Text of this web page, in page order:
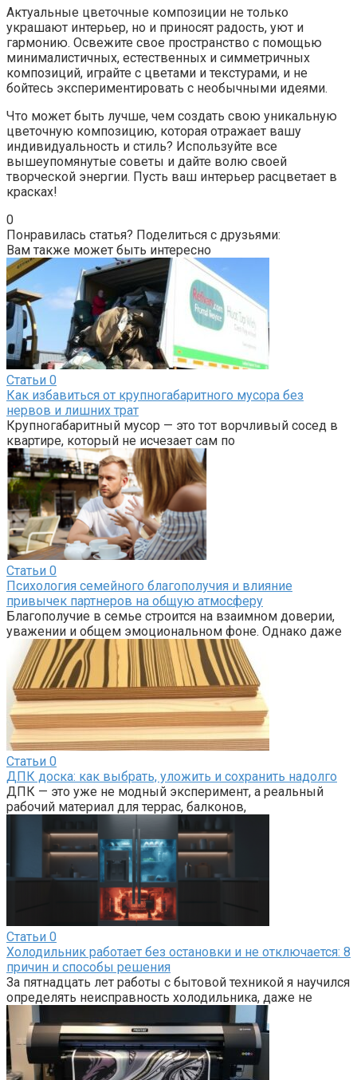
Актуальные цветочные композиции не только
украшают интерьер, но и приносят радость, уют и
гармонию. Освежите свое пространство с помощью
минималистичных, естественных и симметричных
композиций, играйте с цветами и текстурами, и не
бойтесь экспериментировать с необычными идеями.
Что может быть лучше, чем создать свою уникальную
цветочную композицию, которая отражает вашу
индивидуальность и стиль? Используйте все
вышеупомянутые советы и дайте волю своей
творческой энергии. Пусть ваш интерьер расцветает в
красках!
0
Понравилась статья? Поделиться с друзьями:
Вам также может быть интересно
Статьи 0
Как избавиться от крупногабаритного мусора без
нервов и лишних трат
Крупногабаритный мусор — это тот ворчливый сосед в
квартире, который не исчезает сам по
Статьи 0
Психология семейного благополучия и влияние
привычек партнеров на общую атмосферу
Благополучие в семье строится на взаимном доверии,
уважении и общем эмоциональном фоне. Однако даже
Статьи 0
ДПК доска: как выбрать, уложить и сохранить надолго
ДПК — это уже не модный эксперимент, а реальный
рабочий материал для террас, балконов,
Статьи 0
Холодильник работает без остановки и не отключается: 8
причин и способы решения
За пятнадцать лет работы с бытовой техникой я научился
определять неисправность холодильника, даже не